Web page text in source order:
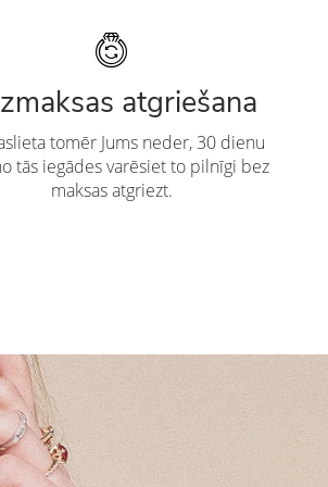
atgriešana
tomēr Jums neder, 30 dienu
tās iegādes varēsiet to pilnīgi bez
maksas atgriezt.